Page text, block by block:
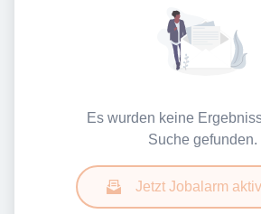
Es wurden keine
Suche gefunden.
Jetzt Jobalarm